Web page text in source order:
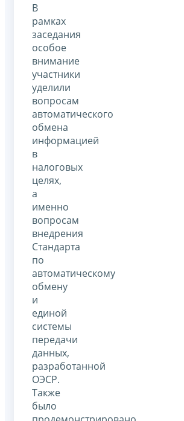
В
рамках
заседания
особое
внимание
участники
уделили
вопросам
автоматического
обмена
информацией
в
налоговых
целях,
а
именно
вопросам
внедрения
Стандарта
по
автоматическому
обмену
и
единой
системы
передачи
данных,
разработанной
ОЭСР.
Также
было